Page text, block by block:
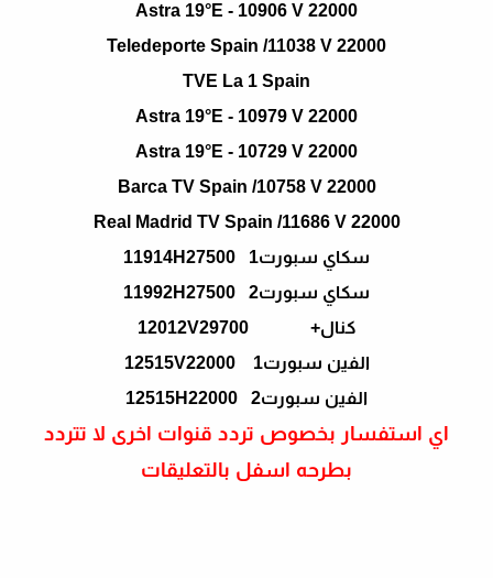
Astra 19°E - 10906 V 22000
Teledeporte Spain /11038 V 22000
TVE La 1 Spain
Astra 19°E - 10979 V 22000
Astra 19°E - 10729 V 22000
Barca TV Spain /10758 V 22000
Real Madrid TV Spain /11686 V 22000
سكاي سبورت1 11914H27500
سكاي سبورت2 11992H27500
كنال+ 12012V29700
الفين سبورت1 12515V22000
الفين سبورت2 12515H22000
اي استفسار بخصوص تردد قنوات اخرى لا تتردد
بطرحه اسفل بالتعليقات